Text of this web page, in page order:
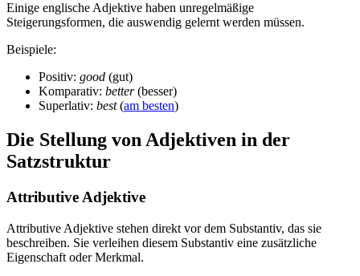
Einige englische Adjektive haben unregelmäßige
Steigerungsformen, die auswendig gelernt werden müssen.
Beispiele:
Positiv: good (gut)
Komparativ: better(besser)
Superlativ: best(am besten)
Die Stellung von Adjektiven in der
Satzstruktur
Attributive Adjektive
Attributive Adjektive stehen direkt vor dem Substantiv, das sie
beschreiben. Sie verleihen diesem Substantiv eine zusätzliche
Eigenschaft oder Merkmal.